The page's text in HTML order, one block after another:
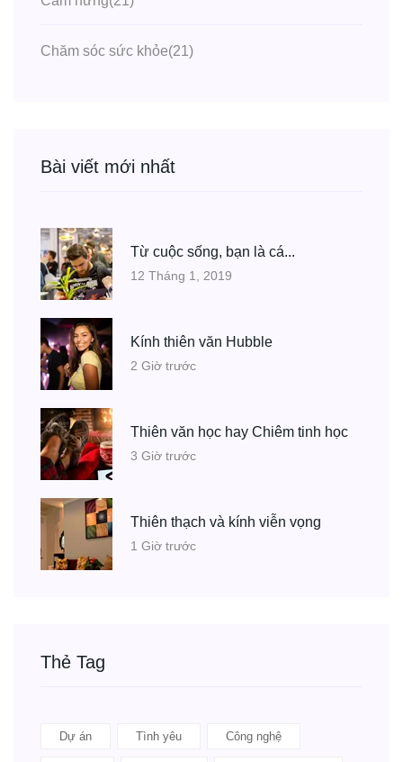
Chăm sóc sức khỏe(21)
Bài viết mới nhất
Từ cuộc sống, bạn là cá...
12 Tháng 1, 2019
Kính thiên văn Hubble
2 Giờ trước
Thiên văn học hay Chiêm tinh học
3 Giờ trước
Thiên thạch và kính viễn vọng
1 Giờ trước
Thẻ Tag
Dự án Tình yêu Công nghệ